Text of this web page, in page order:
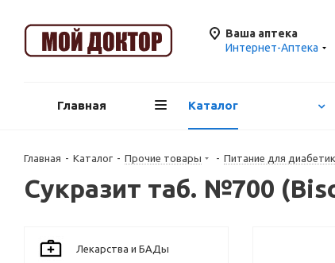
Ваша аптека
Интернет-Аптека
Главная Каталог
Главная - Каталог - Прочие товары - Питание для
Сукразит таб. №700
Лекарства и БАДы